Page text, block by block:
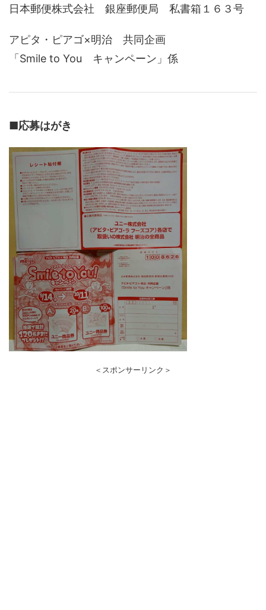
日本郵便株式会社 銀座郵便局 私書箱１６３号
アピタ・ピアゴ×明治 共同企画
「Smile to You キャンペーン」係
■応募はがき
＜スポンサーリンク＞